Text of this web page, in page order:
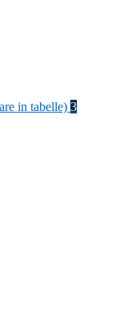
in tabelle) 3